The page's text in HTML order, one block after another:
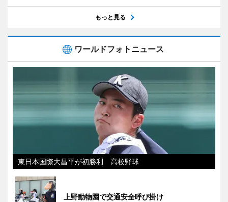
もっと見る
ワールドフォトニュース
東日本国際大昌平が初勝利 高校野球
上野動物園で交通安全呼び掛け